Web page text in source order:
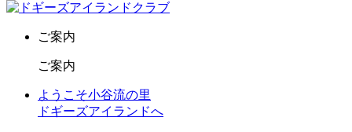
ご案内
ご案内
ようこそ小谷流の里
ドギーズアイランドへ